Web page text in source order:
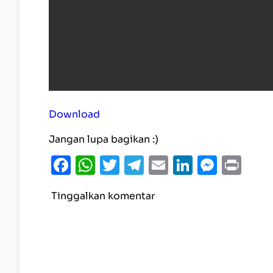
Download
Jangan lupa bagikan :)
Facebook
WhatsApp
Twitter
Telegram
EmailLinkedIn
Tinggalkan komentar